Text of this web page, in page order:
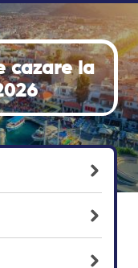
cazare la